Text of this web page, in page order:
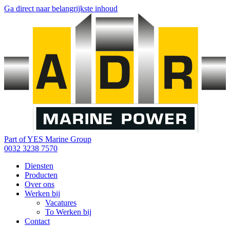
Ga direct naar belangrijkste inhoud
Part of YES Marine Group
0032 3238 7570
Diensten
Producten
Over ons
Werken bij
Vacatures
To Werken bij
Contact